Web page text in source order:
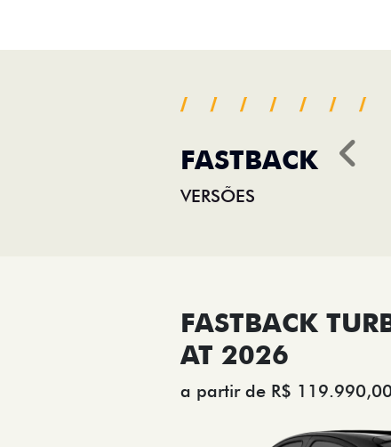
FASTBACK
VERSÕES
FASTBACK
AT 2026
a partir de R$